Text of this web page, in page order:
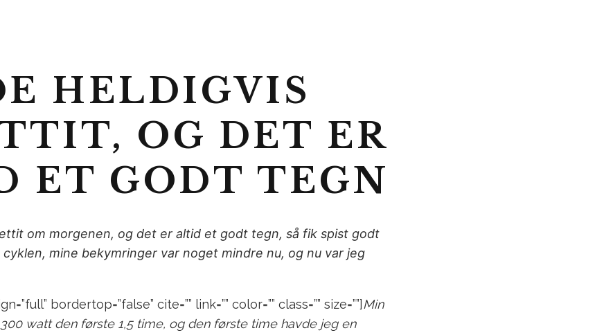
HELDIGVIS
OG DET ER
ET GODT TEGN
om morgenen, og det er altid et godt tegn, så fik spist godt
mine bekymringer var noget mindre nu, og nu var jeg
bordertop=”false” cite=”” link=”” color=”” class=”” size=””] Min
watt den første 1,5 time, og den første time havde jeg en